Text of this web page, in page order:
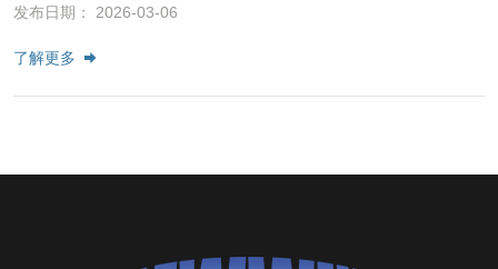
发布日期： 2026-03-06
了解更多